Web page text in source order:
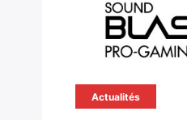
Actualités